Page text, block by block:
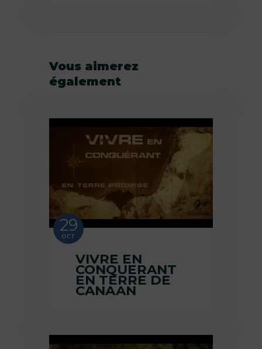
Vous aimerez
également
29
OCT
VIVRE EN
CONQUERANT
EN TERRE DE
CANAAN